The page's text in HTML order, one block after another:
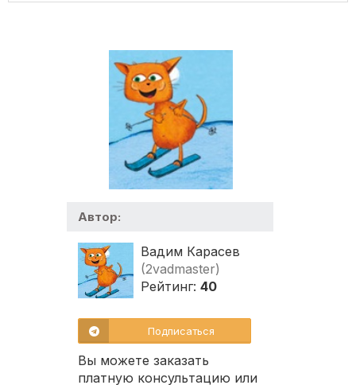
Автор:
Вадим Карасев
(2vadmaster)
Рейтинг: 40
Подписаться
Вы можете заказать
платную консультацию или